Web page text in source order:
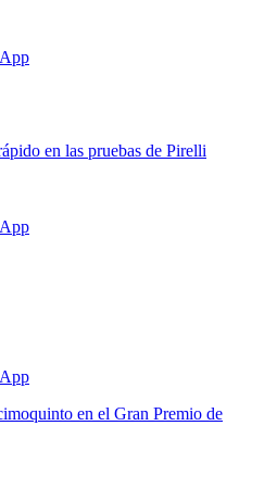
en las pruebas de Pirelli
en el Gran Premio de